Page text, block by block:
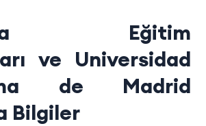
Eğitim
ve Universidad
de Madrid
Bilgiler